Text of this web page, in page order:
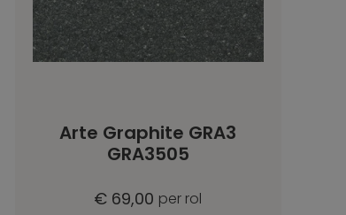
Arte Graphite GRA3
GRA3505
€ 69,00 per rol